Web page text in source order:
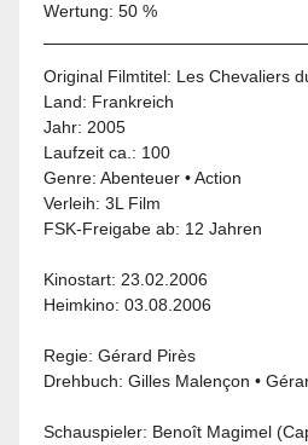
Wertung: 50 %
Original Filmtitel: Les Chevaliers
Land: Frankreich
Jahr: 2005
Laufzeit ca.: 100
Genre:Abenteuer •Action
Verleih:3L Film
FSK-Freigabe ab: 12 Jahren
Kinostart: 23.02.2006
Heimkino: 03.08.2006
Regie: Gérard Pirès
Drehbuch: Gilles Malençon •
Schauspieler: Benoît Magimel